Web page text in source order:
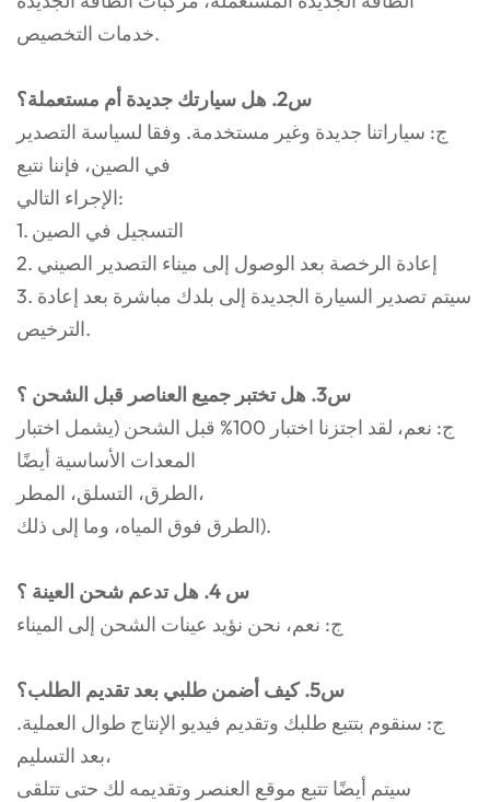
خدمات التخصيص.
س2. هل سيارتك جديدة أم مستعملة؟
ج: سياراتنا جديدة وغير مستخدمة. وفقا لسياسة التصدير
في الصين، فإننا نتبع
الإجراء التالي:
1. التسجيل في الصين
2. إعادة الرخصة بعد الوصول إلى ميناء التصدير الصيني
3. سيتم تصدير السيارة الجديدة إلى بلدك مباشرة بعد إعادة
الترخيص.
س3. هل تختبر جميع العناصر قبل الشحن ؟
ج: نعم، لقد اجتزنا اختبار 100% قبل الشحن (يشمل اختبار
المعدات الأساسية أيضًا
الطرق، التسلق، المطر،
الطرق فوق المياه، وما إلى ذلك).
س 4. هل تدعم شحن العينة ؟
ج: نعم، نحن نؤيد عينات الشحن إلى الميناء
س5. كيف أضمن طلبي بعد تقديم الطلب؟
ج: سنقوم بتتبع طلبك وتقديم فيديو الإنتاج طوال العملية.
بعد التسليم،
سيتم أيضًا تتبع موقع العنصر وتقديمه لك حتى تتلقى